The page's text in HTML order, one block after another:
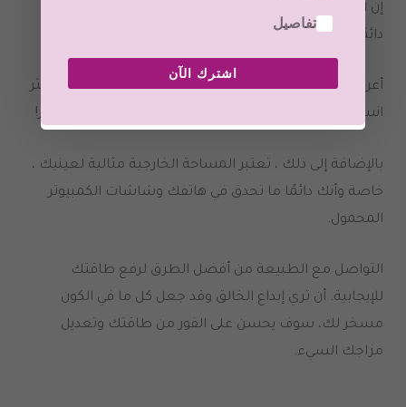
إن القليل من أشعة الشمس والوقت في الخارج أمر رائع
دائمًا لوضعك في مزاج جيد على الفور
أعرف أنني عندما أكون خارجة للتنزه أو أثناء السير ، أشعر أكثر
انسجامًا مع الطبيعة وأشعر بالسعادة والهدوء على الفور!
بالإضافة إلى ذلك ، تعتبر المساحة الخارجية مثالية لعينيك ،
خاصة وأنك دائمًا ما تحدق في هاتفك وشاشات الكمبيوتر
المحمول.
التواصل مع الطبيعة من أفضل الطرق لرفع طاقتك
للإيجابية. أن تري إبداع الخالق وقد جعل كل ما في الكون
مسخر لك، سوف يحسن على الفور من طاقتك وتعديل
مزاجك السيء.
تفاصيل
اشترك الآن